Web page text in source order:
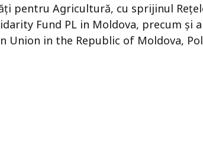
pentru Agricultură, cu sprijinul
Fund PL in Moldova, precum și a
Union in the Republic of Moldova,